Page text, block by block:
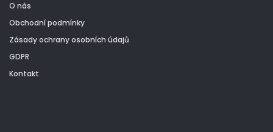
O nás
Obchodní podmínky
Zásady ochrany osobních údajů
GDPR
Kontakt